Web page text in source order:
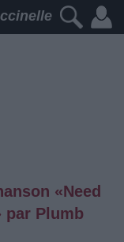
«Need
par Plumb